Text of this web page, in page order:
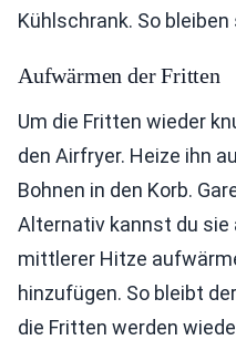
Kühlschrank. So
Aufwärmen der Fritten
Um die Fritten wieder
den Airfryer. Heize ihn
Bohnen in den Korb.
Alternativ kannst du sie
mittlerer Hitze
hinzufügen. So bleibt
die Fritten werden